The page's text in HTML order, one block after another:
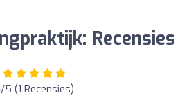
Recensies
/5 (1 Recensies)